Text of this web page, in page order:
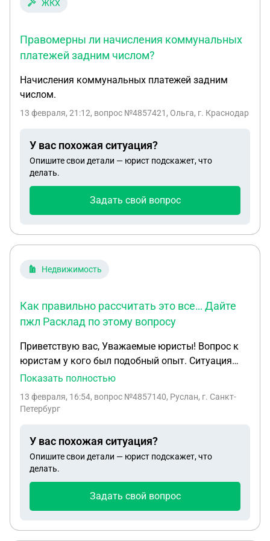
ЖКХ
Правомерны ли начисления коммунальных
платежей задним числом?
Начисления коммунальных платежей задним
числом.
13 февраля, 21:12, вопрос №4857421, Ольга, г. Краснодар
У вас похожая ситуация?
Опишите свои детали — юрист подскажет, что
делать.
Задать свой вопрос
Недвижимость
Как правильно рассчитать это все… Дайте
пжл Расклад по этому вопросу
Приветствую вас, Уважаемые юристы! Вопрос к
юристам у кого был подобный опыт. Ситуация
следующая. В 07.10.20 я приобрел 1-к квартиру, и
кв. у этого же застройщика ООО Инвест групп
строить в 2016 году. Мы приобрели на этапе
строительства. Дом застройщик как бы сдал
16.08.2023 году и дом ввели в эксплантацию. В
15.03.25 году нас оповестили, позвонили и
сказали о том, чтобы мы пришли подписывать
официально, оповещение не получали, только по
Показать полностью
13 февраля, 16:54, вопрос №4857140, Руслан, г. Санкт-
Петербург
У вас похожая ситуация?
Опишите свои детали — юрист подскажет, что
делать.
Задать свой вопрос